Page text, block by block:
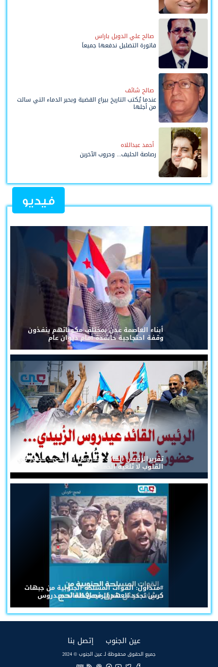
صالح علي الدويل باراس
فاتورة التضليل ندفعها جميعاً
صالح شائف
عندما يُكتب التاريخ بيراع القضية وبحبر الدماء التي سالت
من أجلها
أحمد عبداللاه
رصاصة الحليف... وحروب الآخرين
فيديو
أبناء العاصمة عدن بمختلف مكوناتهم ينفذون
وقفة احتجاجية حاشدة أمام ديوان عام
تقريرالرئيس القائد عيدروس الزُبيدي... حضورٌ في
القلوب لا تُلغيه الحملات
#متداول: القوات المسلحة الجنوبية من جبهات
كرش تجدد العهد للرئيس القائد عيدروس
عين الجنوب إتصل بنا
جميع الحقوق محفوظة لـ عين الجنوب © 2024